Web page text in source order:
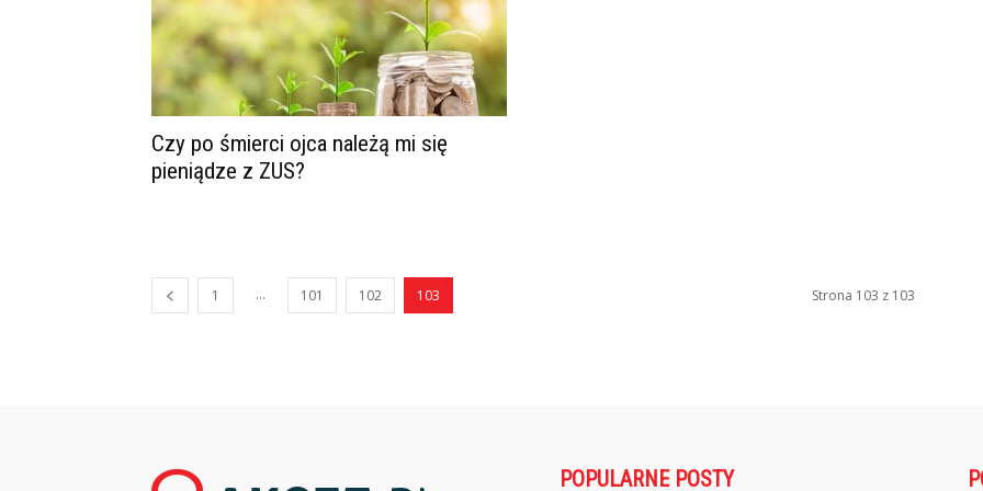
Czy po śmierci ojca należą mi się
pieniądze z ZUS?
1 ... 101 102 103 Strona 103 z 103
POPULARNE POSTY